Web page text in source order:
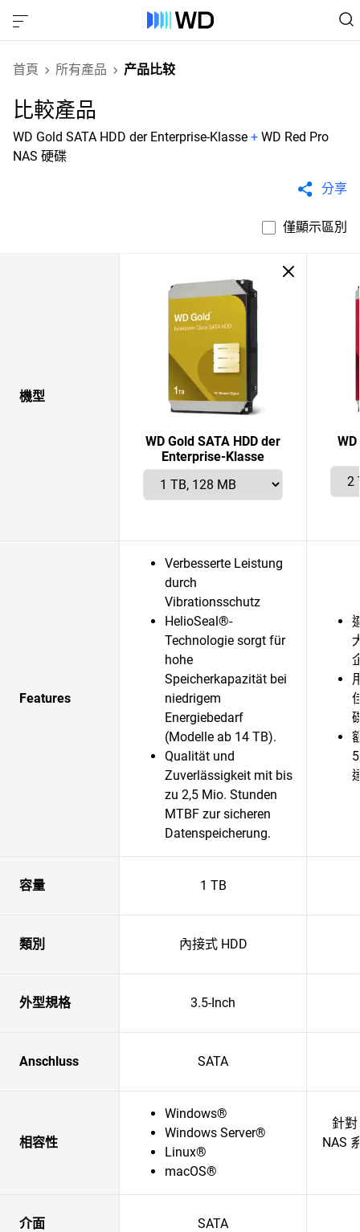
首頁 所有產品 产品比较
比較產品
WD Gold SATA HDD der Enterprise-Klasse + WD Red Pro
NAS 硬碟
分享
僅顯示區別
機型
WD Gold SATA HDD der
Enterprise-Klasse
Features
Verbesserte Leistung
durch
Vibrationsschutz
HelioSeal®-
Technologie sorgt für
hohe
Speicherkapazität bei
niedrigem
Energiebedarf
(Modelle ab 14 TB).
Qualität und
Zuverlässigkeit mit bis
zu 2,5 Mio. Stunden
MTBF zur sicheren
Datenspeicherung.
容量 1 TB
類別 內接式 HDD
外型規格 3.5-Inch
Anschluss SATA
相容性
Windows®
Windows Server®
Linux®
macOS®
針
NAS
介面 SATA